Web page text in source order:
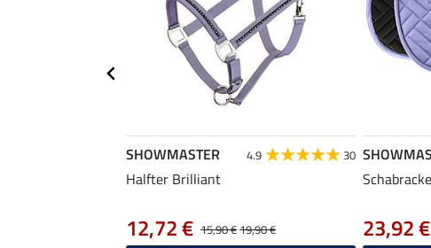
SHOWMASTER 4.9 30
Halfter Brilliant
15,90 €19,90 €
12,72 € 23,92 €